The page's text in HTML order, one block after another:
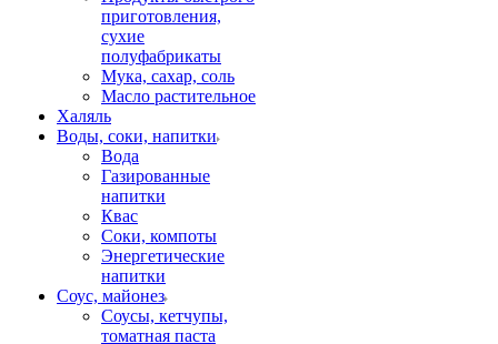
приготовления,
сухие
полуфабрикаты
Мука, сахар, соль
Масло растительное
Халяль
Воды, соки, напитки
Вода
Газированные
напитки
Квас
Соки, компоты
Энергетические
напитки
Соус, майонез
Соусы, кетчупы,
томатная паста